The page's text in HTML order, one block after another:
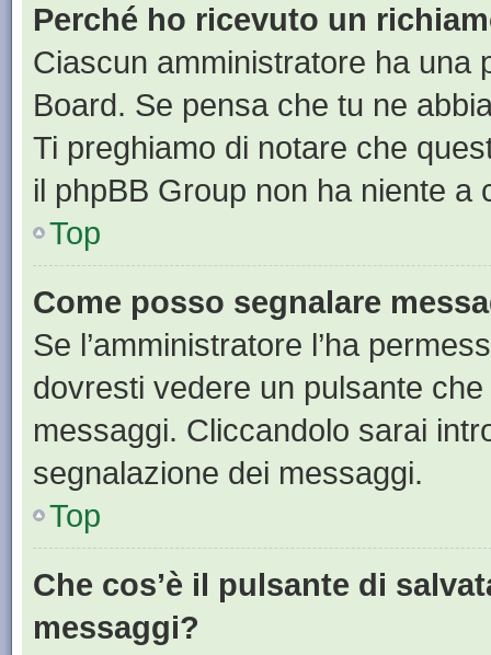
Perché ho ricevuto un
Ciascun amministratore ha una
Board. Se pensa che tu ne
Ti preghiamo di notare che
il phpBB Group non ha niente a
Top
Come posso segnalare
Se l’amministratore l’ha
dovresti vedere un pulsante
messaggi. Cliccandolo sarai
segnalazione dei messaggi.
Top
Che cos’è il pulsante di
messaggi?